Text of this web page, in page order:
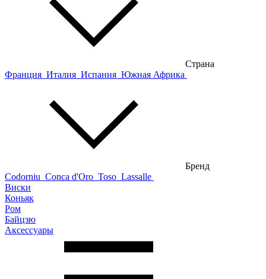
Страна
Франция Италия Испания Южная Африка
Бренд
Codorniu Conca d'Oro Toso Lassalle
Виски
Коньяк
Ром
Байцзю
Аксессуары